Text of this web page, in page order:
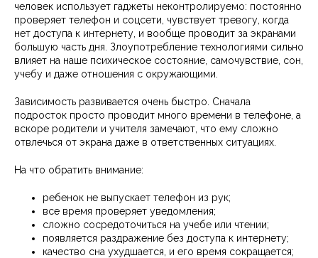
человек использует гаджеты неконтролируемо: постоянно
проверяет телефон и соцсети, чувствует тревогу, когда
нет доступа к интернету, и вообще проводит за экранами
большую часть дня. Злоупотребление технологиями сильно
влияет на наше психическое состояние, самочувствие, сон,
учебу и даже отношения с окружающими.
Зависимость развивается очень быстро. Сначала
подросток просто проводит много времени в телефоне, а
вскоре родители и учителя замечают, что ему сложно
отвлечься от экрана даже в ответственных ситуациях.
На что обратить внимание:
ребенок не выпускает телефон из рук;
все время проверяет уведомления;
сложно сосредоточиться на учебе или чтении;
появляется раздражение без доступа к интернету;
качество сна ухудшается, и его время сокращается;